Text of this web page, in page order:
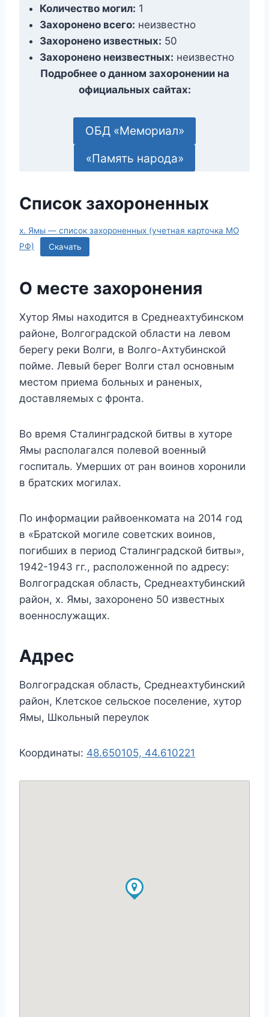
Количество могил: 1
Захоронено всего: неизвестно
Захоронено известных: 50
Захоронено неизвестных: неизвестно
Подробнее о данном захоронении на
официальных сайтах:
ОБД «Мемориал»
«Память народа»
Список захороненных
х. Ямы — список захороненных (учетная карточка МО
РФ)
Скачать
О месте захоронения
Хутор Ямы находится в Среднеахтубинском
районе, Волгоградской области на левом
берегу реки Волги, в Волго-Ахтубинской
пойме. Левый берег Волги стал основным
местом приема больных и раненых,
доставляемых с фронта.
Во время Сталинградской битвы в хуторе
Ямы располагался полевой военный
госпиталь. Умерших от ран воинов хоронили
в братских могилах.
По информации райвоенкомата на 2014 год
в «Братской могиле советских воинов,
погибших в период Сталинградской битвы»,
1942-1943 гг., расположенной по адресу:
Волгоградская область, Среднеахтубинский
район, х. Ямы, захоронено 50 известных
военнослужащих.
Адрес
Волгоградская область, Среднеахтубинский
район, Клетское сельское поселение, хутор
Ямы, Школьный переулок
Координаты: 48.650105, 44.610221